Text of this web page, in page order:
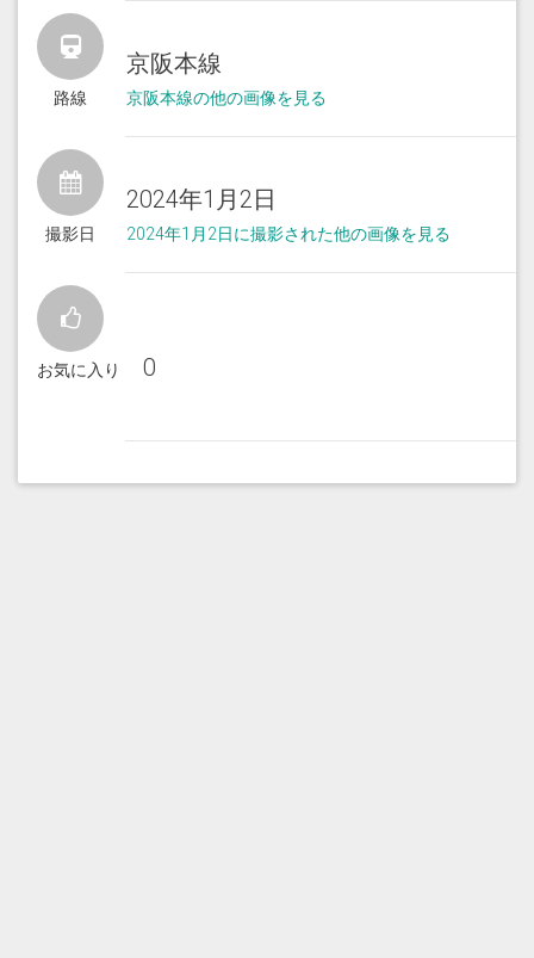
路線
京阪本線
京阪本線の他の画像を見る
撮影日
2024年1月2日
2024年1月2日に撮影された他の画像を見る
お気に入り 0